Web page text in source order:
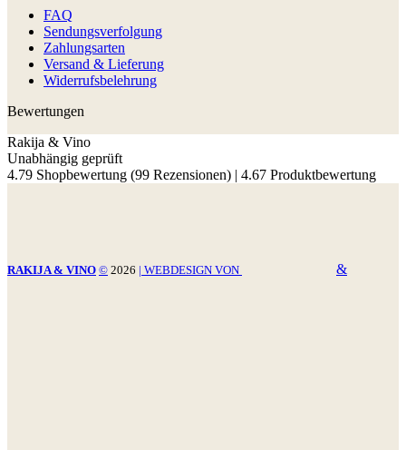
FAQ
Sendungsverfolgung
Zahlungsarten
Versand & Lieferung
Widerrufsbelehrung
Bewertungen
Rakija & Vino
Unabhängig geprüft
4.79 Shopbewertung (99 Rezensionen) | 4.67 Produktbewertung
RAKIJA & VINO © 2026 | WEBDESIGN VON &